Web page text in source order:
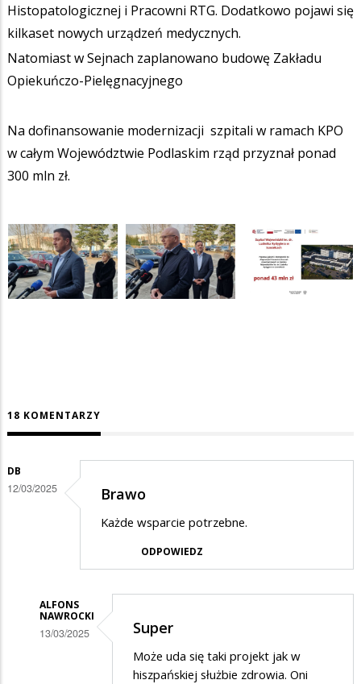
Histopatologicznej i Pracowni RTG. Dodatkowo pojawi się
kilkaset nowych urządzeń medycznych.
Natomiast w Sejnach zaplanowano budowę Zakładu
Opiekuńczo-Pielęgnacyjnego
Na dofinansowanie modernizacji szpitali w ramach KPO
w całym Województwie Podlaskim rząd przyznał ponad
300 mln zł.
18 KOMENTARZY
DB
12/03/2025 Brawo
Każde wsparcie potrzebne.
ODPOWIEDZ
ALFONS
NAWROCKI
13/03/2025 Super
Może uda się taki projekt jak w
hiszpańskiej służbie zdrowia. Oni